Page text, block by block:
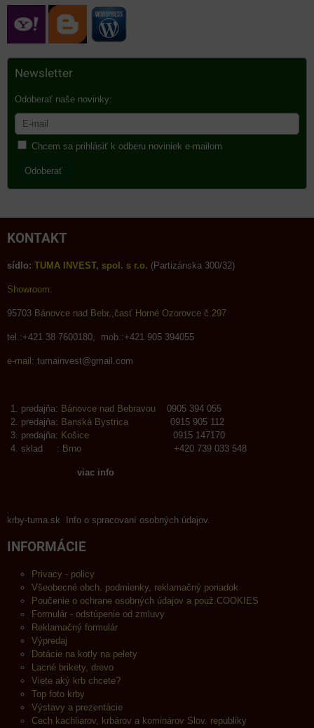
Newsletter
Odoberať naše novinky:
Chcem sa prihlásiť k odberu noviniek e-mailom
Odoberať
KONTAKT
sídlo: TUMA INVEST, spol. s r.o. (Partizánska 300/32)
Showroom:
95703 Bánovce nad Bebr.,časť Horné Ozorovce č.297
tel.:+421 38 7600180, mob.:+421 905 394055
e-mail: tumainvest@gmail.com
predajňa: Bánovce nad Bebravou 0905 394 055
predajňa: Banská Bystrica 0915 905 112
predajňa: Košice 0915 147170
sklad : Brno +420 739 033 548
viac info
krby-tuma.sk Info o spracovaní osobných údajov.
INFORMÁCIE
Privacy - policy
Všeobecné obch. podmienky, reklamačný poriadok
Poučenie o ochrane osobných údajov a použ.COOKIES
Formulár - odstúpenie od zmluvy
Reklamačný formulár
Výpredaj
Dotácie na kotly na pelety
Lacné brikety, drevo
Viete aký krb chcete?
Top foto krby
Výstavy a prezentácie
Cech kachliarov, krbárov a kominárov Slov. republiky